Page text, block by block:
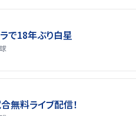
で18年ぶり白星
無料ライブ配信！